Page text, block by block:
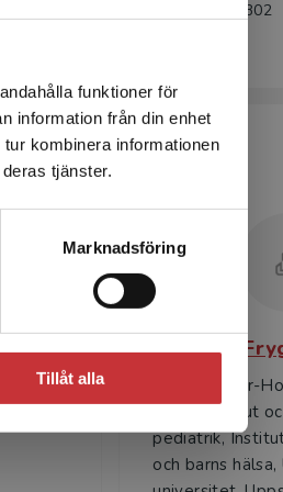
funktioner för
information från din enhet
kombinera informationen
tjänster.
Marknadsföring
Tillåt alla
37741-SB02
Sara
Sara Frygner-
fysioterapeut
pediatrik,
och barns hälsa,